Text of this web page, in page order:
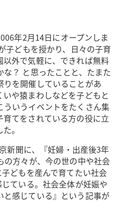
年2月14日にオープンしま
子どもを授かり、日々の子育
外で気軽に、できれば無料
？ と思ったことと、たまた
りを開催していることがあ
や猿まわしなどを子どもと
いうイベントをたくさん集
てをされている方の役に立
。
新聞に、『妊婦・出産後3年
の方々が、今の世の中や社会
どもを産んで育てたい社会
ている。社会全体が妊娠や
感じている』という記事が